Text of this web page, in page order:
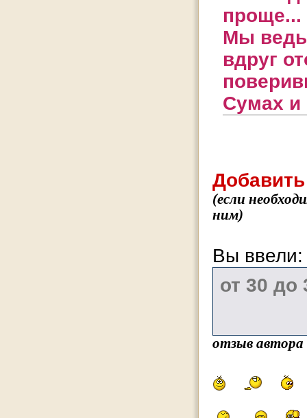
проще...
Мы ведь
вдруг
Сумах и
(если
ним)
Вы
отзыв